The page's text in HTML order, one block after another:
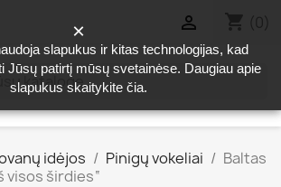
shopping_cart (0)

idėjos Pinigų vokeliai
Baltas
visos širdies“
slapukus ir kitas technologijas, kad
Jūsų patirtį mūsų svetainėse. Daugiau apie
slapukus skaitykite čia.
×